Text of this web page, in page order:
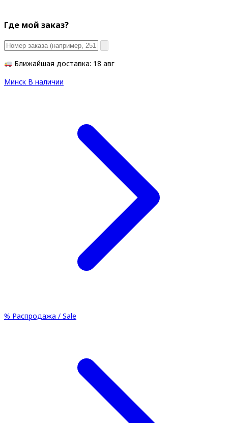
Где мой заказ?
Ближайшая доставка: 18 авг
Минск В наличии
% Распродажа / Sale